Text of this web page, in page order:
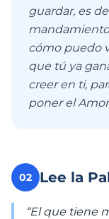
guardar, es
cómo puedo
que tú ya
creer en ti,
poner el
02 Lee la
“El que tiene